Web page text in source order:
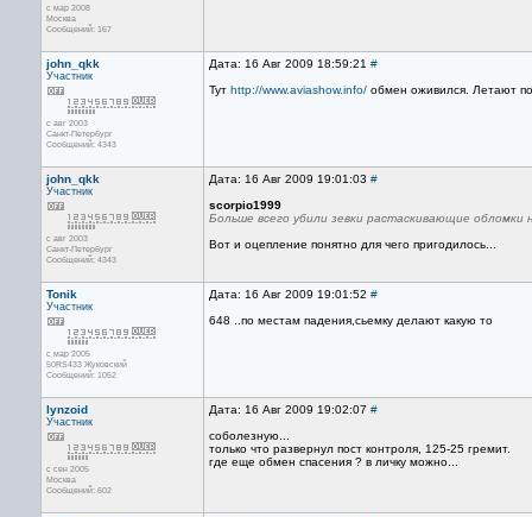
с мар 2008
Москва
Сообщений: 167
john_qkk
Участник
с авг 2003
Санкт-Петербург
Сообщений: 4343
Дата: 16 Авг 2009 18:59:21 #
Тут http://www.aviashow.info/ обмен оживился. Летают
john_qkk
Участник
с авг 2003
Санкт-Петербург
Сообщений: 4343
Дата: 16 Авг 2009 19:01:03 #
scorpio1999
Больше всего убили зевки растаскивающие обломки
Вот и оцепление понятно для чего пригодилось...
Tonik
Участник
с мар 2005
50RS433 Жуковский
Сообщений: 1052
Дата: 16 Авг 2009 19:01:52 #
648 ..по местам падения,сьемку делают какую то
lynzoid
Участник
с сен 2005
Москва
Сообщений: 602
Дата: 16 Авг 2009 19:02:07 #
соболезную...
только что развернул пост контроля, 125-25 гремит.
где еще обмен спасения ? в личку можно...